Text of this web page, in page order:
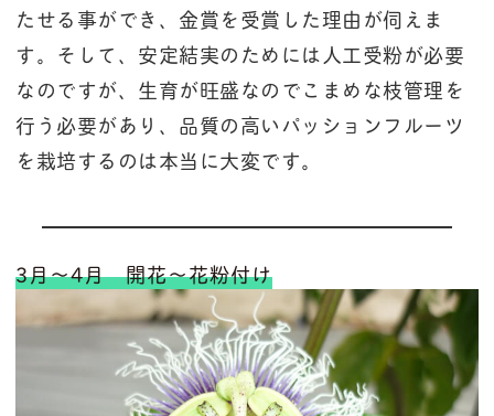
たせる事ができ、金賞を受賞した理由が伺えま
す。そして、安定結実のためには人工受粉が必要
なのですが、生育が旺盛なのでこまめな枝管理を
行う必要があり、品質の高いパッションフルーツ
を栽培するのは本当に大変です。
3月～4月 開花～花粉付け